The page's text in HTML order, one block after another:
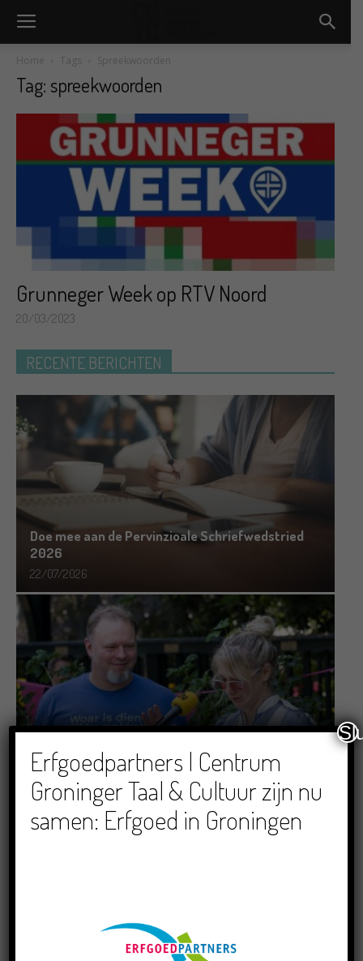
Home Tags Spreekwoorden
Tag: spreekwoorden
Grunneger Week op RTV Noord
20/03/2023
RECENTE BERICHTEN
Doe mee aan de Pervinzioale Schriefwedstried
2026
22/07/2026
Dichters in de Prinsentuin: Verslag Zomor Wat
Ommaans
29/06/2026
Crowdfunding voor bijzonder kinderboek met
Groningse liedjes en verhalen
Erfgoedpartners | Centrum
Groninger Taal & Cultuur zijn nu
samen: Erfgoed in Groningen